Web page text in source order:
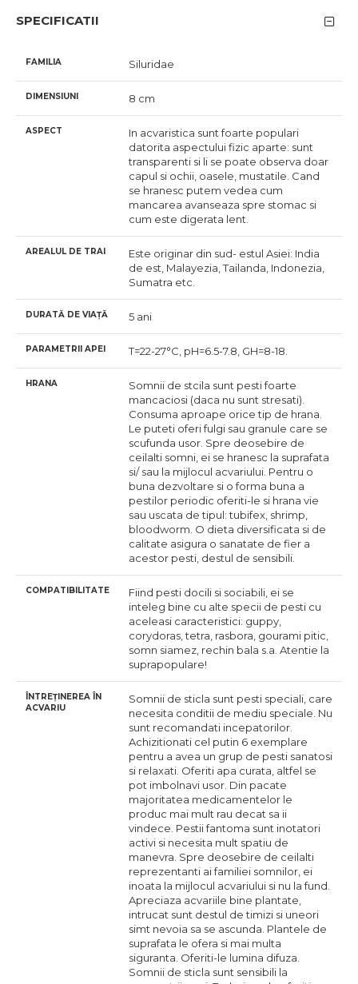
SPECIFICATII
FAMILIA Siluridae
DIMENSIUNI 8 cm
ASPECT
In acvaristica sunt foarte populari
datorita aspectului fizic aparte: sunt
transparenti si li se poate observa doar
capul si ochii, oasele, mustatile. Cand
se hranesc putem vedea cum
mancarea avanseaza spre stomac si
cum este digerata lent.
AREALUL DE TRAI
Este originar din sud- estul Asiei: India
de est, Malayezia, Tailanda, Indonezia,
Sumatra etc.
DURATĂ DE VIAȚĂ 5 ani
PARAMETRII APEI Т=22-27°С, pH=6.5-7.8, GH=8-18.
HRANA
Somnii de stcila sunt pesti foarte
mancaciosi (daca nu sunt stresati).
Consuma aproape orice tip de hrana.
Le puteti oferi fulgi sau granule care se
scufunda usor. Spre deosebire de
ceilalti somni, ei se hranesc la suprafata
si/ sau la mijlocul acvariului. Pentru o
buna dezvoltare si o forma buna a
pestilor periodic oferiti-le si hrana vie
sau uscata de tipul: tubifex, shrimp,
bloodworm. O dieta diversificata si de
calitate asigura o sanatate de fier a
acestor pesti, destul de sensibili.
COMPATIBILITATE
Fiind pesti docili si sociabili, ei se
inteleg bine cu alte specii de pesti cu
aceleasi caracteristici: guppy,
corydoras, tetra, rasbora, gourami pitic,
somn siamez, rechin bala s.a. Atentie la
suprapopulare!
ÎNTREȚINEREA ÎN
ACVARIU
Somnii de sticla sunt pesti speciali, care
necesita conditii de mediu speciale. Nu
sunt recomandati incepatorilor.
Achizitionati cel putin 6 exemplare
pentru a avea un grup de pesti sanatosi
si relaxati. Oferiti apa curata, altfel se
pot imbolnavi usor. Din pacate
majoritatea medicamentelor le
produc mai mult rau decat sa ii
vindece. Pestii fantoma sunt inotatori
activi si necesita mult spatiu de
manevra. Spre deosebire de ceilalti
reprezentanti ai familiei somnilor, ei
inoata la mijlocul acvariului si nu la fund.
Apreciaza acvariile bine plantate,
intrucat sunt destul de timizi si uneori
simt nevoia sa se ascunda. Plantele de
suprafata le ofera si mai multa
siguranta. Oferiti-le lumina difuza.
Somnii de sticla sunt sensibili la